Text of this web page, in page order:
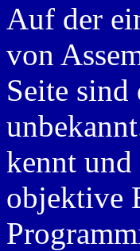
Auf der
von
Seite
kennt und
objektive